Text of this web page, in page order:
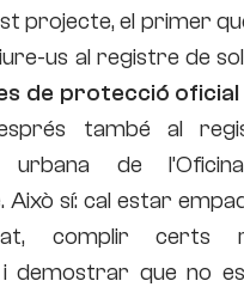
projecte, el primer
us al registre de
de protecció oficial
també al
urbana de
Això sí: cal estar
complir certs
i demostrar que no